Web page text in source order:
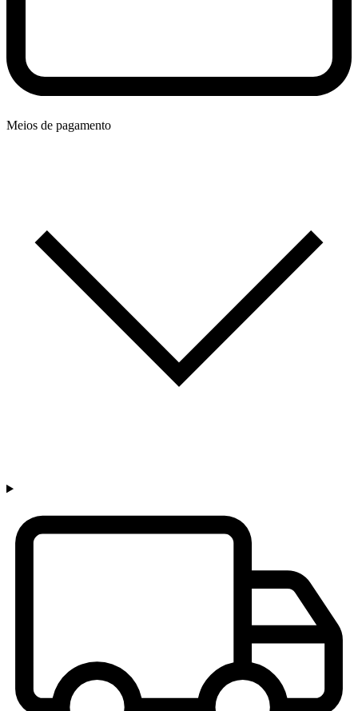
Meios de pagamento